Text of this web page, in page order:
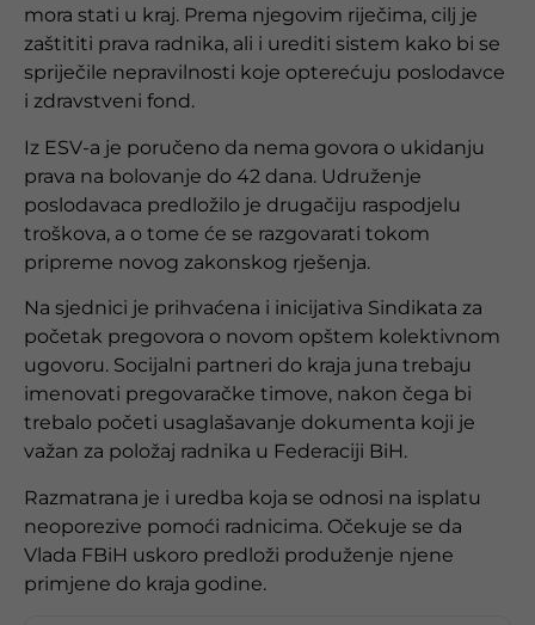
mora stati u kraj. Prema njegovim riječima, cilj je
zaštititi prava radnika, ali i urediti sistem kako bi se
spriječile nepravilnosti koje opterećuju poslodavce
i zdravstveni fond.
Iz ESV-a je poručeno da nema govora o ukidanju
prava na bolovanje do 42 dana. Udruženje
poslodavaca predložilo je drugačiju raspodjelu
troškova, a o tome će se razgovarati tokom
pripreme novog zakonskog rješenja.
Na sjednici je prihvaćena i inicijativa Sindikata za
početak pregovora o novom opštem kolektivnom
ugovoru. Socijalni partneri do kraja juna trebaju
imenovati pregovaračke timove, nakon čega bi
trebalo početi usaglašavanje dokumenta koji je
važan za položaj radnika u Federaciji BiH.
Razmatrana je i uredba koja se odnosi na isplatu
neoporezive pomoći radnicima. Očekuje se da
Vlada FBiH uskoro predloži produženje njene
primjene do kraja godine.